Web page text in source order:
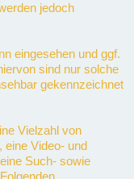
jedoch
eingesehen und ggf.
sind nur solche
gekennzeichnet
Vielzahl von
eine Video- und
Such- sowie